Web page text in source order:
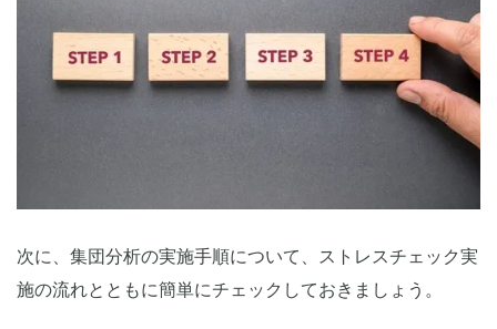
次に、集団分析の実施手順について、ストレスチェック実
施の流れとともに簡単にチェックしておきましょう。